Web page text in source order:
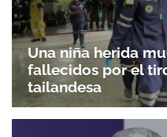
Una niña herida
fallecidos por el
tailandesa